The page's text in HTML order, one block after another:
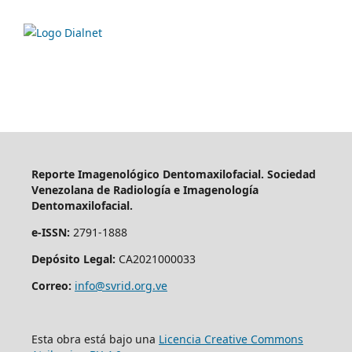
Reporte Imagenológico Dentomaxilofacial. Sociedad
Venezolana de Radiología e Imagenología
Dentomaxilofacial.
e-ISSN: 2791-1888
Depósito Legal: CA2021000033
Correo: info@svrid.org.ve
Esta obra está bajo una Licencia Creative Commons